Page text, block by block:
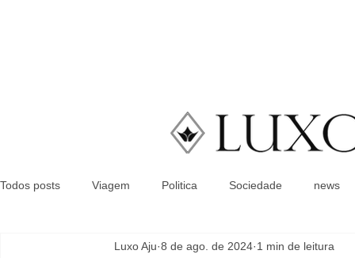
Todos posts Viagem Politica Sociedade news
Luxo Aju 8 de ago. de 2024 1 min de leitura